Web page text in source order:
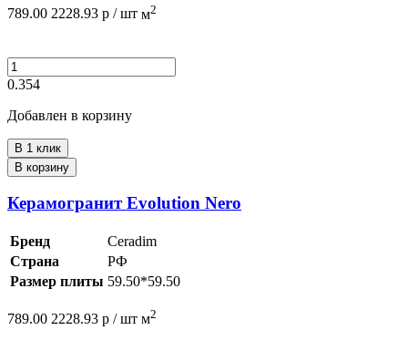
789.00 2228.93 р / шт м2
0.354
Добавлен в корзину
В 1 клик
В корзину
Керамогранит Evolution Nero
Бренд
Ceradim
Страна
РФ
Размер плиты 59.50*59.50
789.00 2228.93 р / шт м2